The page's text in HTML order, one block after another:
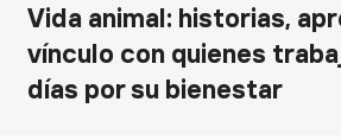
Vida animal: historias,
vínculo con quienes
días por su bienestar